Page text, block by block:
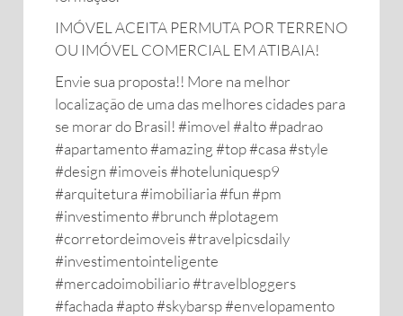
IMÓVEL ACEITA PERMUTA POR TERRENO
OU IMÓVEL COMERCIAL EM ATIBAIA!
Envie sua proposta!! More na melhor
localização de uma das melhores cidades para
se morar do Brasil! #imovel #alto #padrao
#apartamento #amazing #top #casa #style
#design #imoveis #hoteluniquesp9
#arquitetura #imobiliaria #fun #pm
#investimento #brunch #plotagem
#corretordeimoveis #travelpicsdaily
#investimentointeligente
#mercadoimobiliario #travelbloggers
#fachada #apto #skybarsp #envelopamento